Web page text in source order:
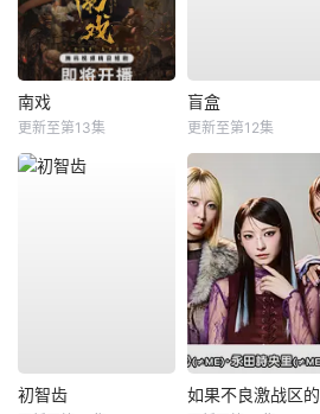
南戏
更新至第13集
盲盒
更新至第12集
初智齿